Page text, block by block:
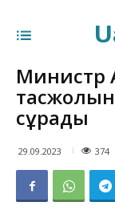
Министр
сұрады
29.09.2023 374